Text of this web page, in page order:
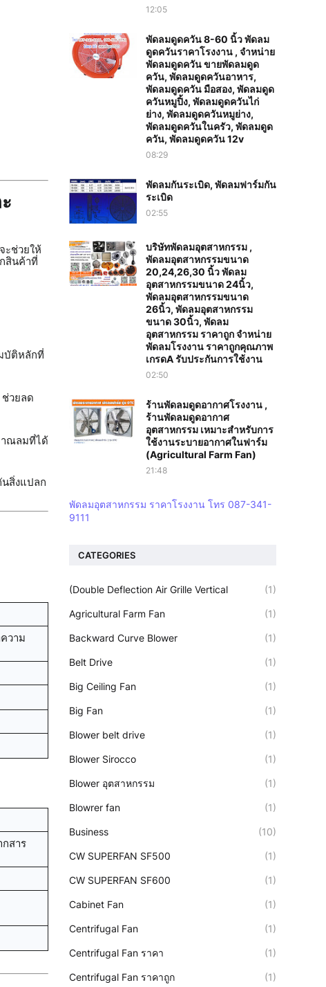
ะช่วยให้
สินค้าที่
บัติหลักที่
ช่วยลด
าณลมที่ได้
สิ่งแปลก
วาม
สาร
12:05
พัดลมดูดควัน 8-60 นิ้ว พัดลม
ดูดควันราคาโรงงาน , จำหน่าย
พัดลมดูดควัน ขายพัดลมดูด
ควัน, พัดลมดูดควันอาหาร,
พัดลมดูดควัน มือสอง, พัดลมดูด
ควันหมูปิ้ง, พัดลมดูดควันไก่
ย่าง, พัดลมดูดควันหมูย่าง,
พัดลมดูดควันในครัว, พัดลมดูด
ควัน, พัดลมดูดควัน 12v
08:29
พัดลมกันระเบิด, พัดลมฟาร์มกัน
ระเบิด
02:55
บริษัทพัดลมอุตสาหกรรม ,
พัดลมอุตสาหกรรมขนาด
20,24,26,30 นิ้ว พัดลม
อุตสาหกรรมขนาด 24นิ้ว,
พัดลมอุตสาหกรรมขนาด
26นิ้ว, พัดลมอุตสาหกรรม
ขนาด 30นิ้ว, พัดลม
อุตสาหกรรม ราคาถูก จำหน่าย
พัดลมโรงงาน ราคาถูกคุณภาพ
เกรดA รับประกันการใช้งาน‎
02:50
ร้านพัดลมดูดอากาศโรงงาน ,
ร้านพัดลมดูดอากาศ
อุตสาหกรรม เหมาะสำหรับการ
ใช้งานระบายอากาศในฟาร์ม
(Agricultural Farm Fan)
21:48
พัดลมอุตสาหกรรม ราคาโรงงาน โทร 087-341-
9111
CATEGORIES
(Double Deflection Air Grille Vertical (1)
Agricultural Farm Fan (1)
Backward Curve Blower (1)
Belt Drive (1)
Big Ceiling Fan (1)
Big Fan (1)
Blower belt drive (1)
Blower Sirocco (1)
Blower อุตสาหกรรม (1)
Blowrer fan (1)
Business (10)
CW SUPERFAN SF500 (1)
CW SUPERFAN SF600 (1)
Cabinet Fan (1)
Centrifugal Fan (1)
Centrifugal Fan ราคา (1)
Centrifugal Fan ราคาถูก (1)